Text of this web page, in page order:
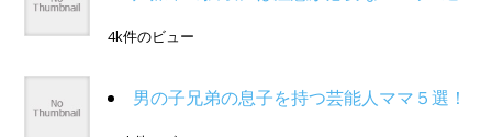
4k件のビュー
男の子兄弟の息子を持つ芸能人ママ５選！